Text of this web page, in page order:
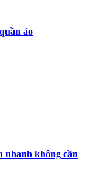
áo
nhanh không cần